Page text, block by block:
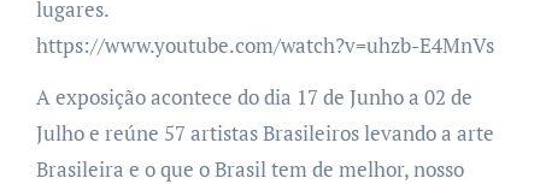
lugares.
https://www.youtube.com/watch?v=uhzb-E4MnVs
A exposição acontece do dia 17 de Junho a 02 de
Julho e reúne 57 artistas Brasileiros levando a arte
Brasileira e o que o Brasil tem de melhor,nosso